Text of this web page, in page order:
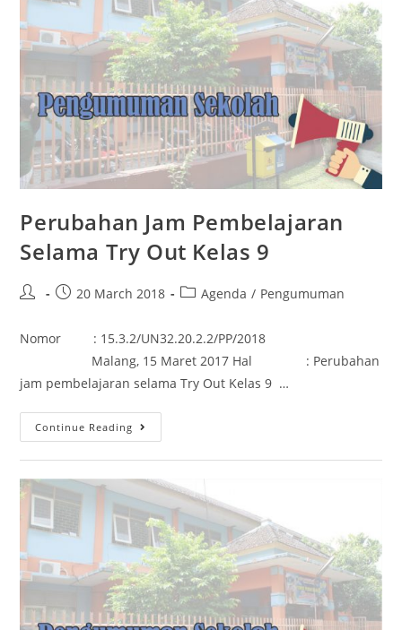
Perubahan Jam Pembelajaran
Selama Try Out Kelas 9
20 March 2018 Agenda / Pengumuman
Nomor : 15.3.2/UN32.20.2.2/PP/2018
Malang, 15 Maret 2017 Hal : Perubahan
jam pembelajaran selama Try Out Kelas 9 …
Continue Reading